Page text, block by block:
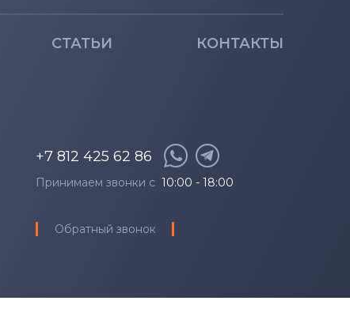
СТАТЬИ КОНТАКТЫ
+7 812 425 62 86
Принимаем звонки с 10:00 - 18:00
Обратный звонок